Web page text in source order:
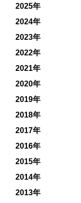
2025年
2024年
2023年
2022年
2021年
2020年
2019年
2018年
2017年
2016年
2015年
2014年
2013年